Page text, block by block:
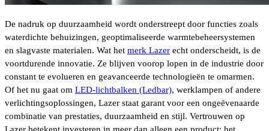
De nadruk op duurzaamheid wordt onderstreept door functies zoals
waterdichte behuizingen, geoptimaliseerde warmtebeheersystemen
en slagvaste materialen. Wat het merk Lazer echt onderscheidt, is de
voortdurende innovatie. Ze blijven voorop lopen in de industrie door
constant te evolueren en geavanceerde technologieën te omarmen.
Of het nu gaat om LED-lichtbalken (Ledbar), werklampen of andere
verlichtingsoplossingen, Lazer staat garant voor een ongeëvenaarde
combinatie van prestaties, duurzaamheid en stijl. Vertrouwen op